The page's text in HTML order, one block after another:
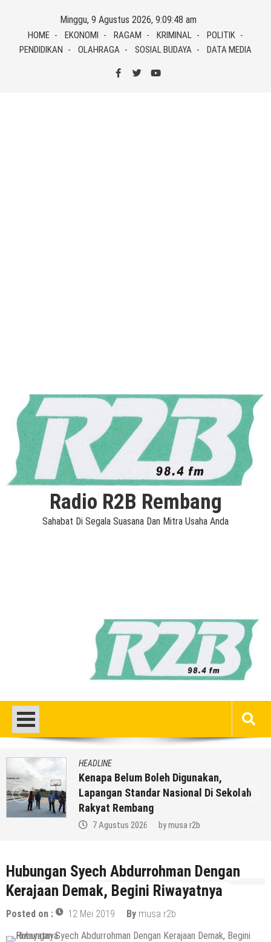
content
Minggu, 9 Agustus 2026, 9:09:48 am
HOME EKONOMI RAGAM KRIMINAL
POLITIK
PENDIDIKAN
OLAHRAGA SOSIAL BUDAYA DATA MEDIA
Radio R2B Rembang
Sahabat Di Segala Suasana Dan Mitra Usaha Anda
Inilah 16 Lokasi Sasaran MBG Dari
Mondoteko 3, Termasuk Sekolah
Anda ??
7 Agustus 2026 by
Hubungan Syech Abdurrohman Dengan
Kerajaan Demak, Begini Riwayatnya
Posted on : 12 Mei 2019 By musa r2b